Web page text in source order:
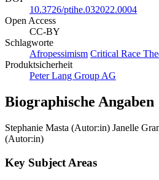
10.3726/ptihe.032022.0004
Open Access
CC-BY
Schlagworte
Afropessimism Critical Race
Produktsicherheit
Peter Lang Group AG
Biographische Angaben
Stephanie Masta (Autor:in) Janelle
(Autor:in)
Key Subject Areas